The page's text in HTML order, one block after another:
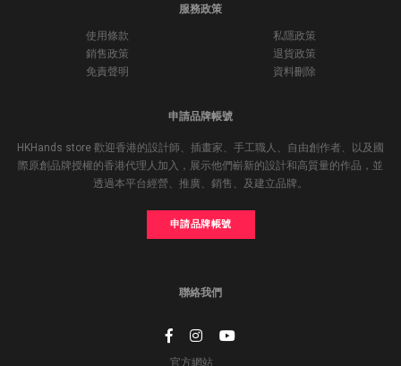
服務政策
使用條款
私隱政策
銷售政策
退貨政策
免責聲明
資料刪除
申請品牌帳號
HKHands store 歡迎香港的設計師、插畫家、手工職人、自由創作者、以及國
際原創品牌授權的香港代理人加入，展示他們嶄新的設計和高質量的作品，並
透過本平台經營、推廣、銷售、及建立品牌。
申請品牌帳號
聯絡我們
官方網站